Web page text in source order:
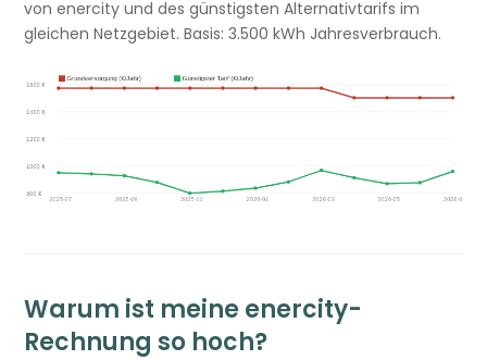
von enercity und des günstigsten Alternativtarifs im
gleichen Netzgebiet. Basis: 3.500 kWh Jahresverbrauch.
Warum ist meine enercity-
Rechnung so hoch?